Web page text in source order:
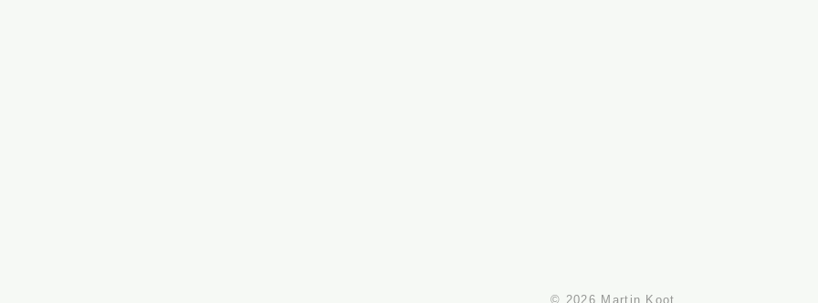
© 2026 Martin Koot